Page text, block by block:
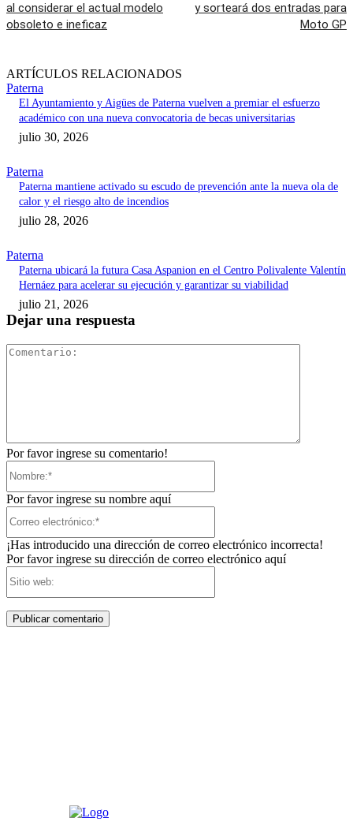
al considerar el actual modelo
obsoleto e ineficaz
y sorteará dos entradas para
Moto GP
ARTÍCULOS RELACIONADOS
Paterna
El Ayuntamiento y Aigües de Paterna vuelven a premiar el esfuerzo
académico con una nueva convocatoria de becas universitarias
julio 30, 2026
Paterna
Paterna mantiene activado su escudo de prevención ante la nueva ola de
calor y el riesgo alto de incendios
julio 28, 2026
Paterna
Paterna ubicará la futura Casa Aspanion en el Centro Polivalente Valentín
Hernáez para acelerar su ejecución y garantizar su viabilidad
julio 21, 2026
Dejar una respuesta
Por favor ingrese su comentario!
Por favor ingrese su nombre aquí
¡Has introducido una dirección de correo electrónico incorrecta!
Por favor ingrese su dirección de correo electrónico aquí